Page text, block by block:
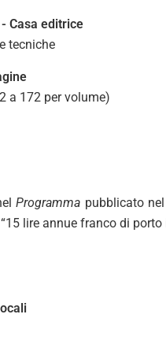
Casa editrice
tecniche
a 172 per volume)
Programma pubblicato
lire annue franco di porto